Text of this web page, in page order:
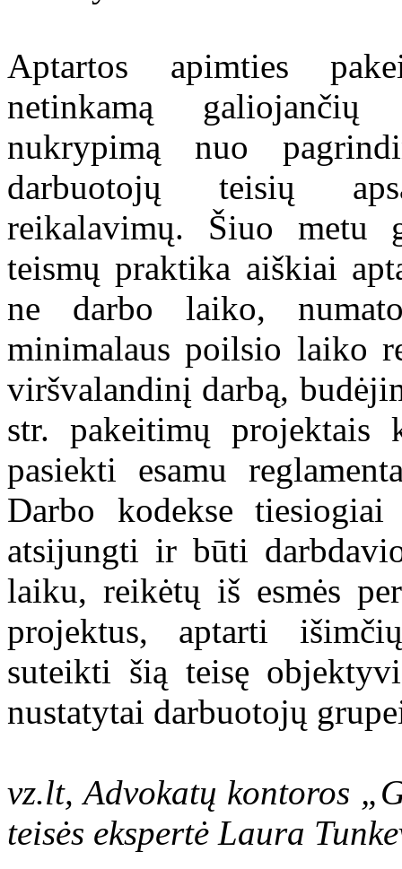
Aptartos apimties
netinkamą
nukrypimą nuo
darbuotojų teisių
reikalavimų. Šiuo metu
teismų praktika aiškiai
ne darbo laiko,
minimalaus poilsio laiko
viršvalandinį darbą,
str. pakeitimų
pasiekti esamu
Darbo kodekse
atsijungti ir būti
laiku, reikėtų iš esmės
projektus, aptarti
suteikti šią teisę
nustatytai darbuotojų
vz.lt, Advokatų kontoros
teisės ekspertė Laura